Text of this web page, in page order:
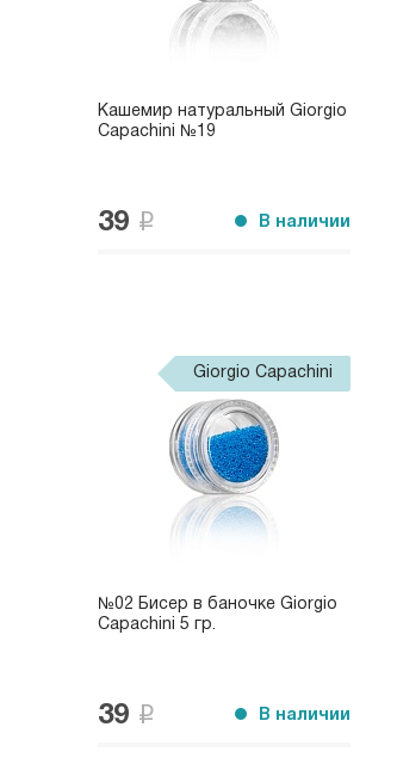
Кашемир натуральный Giorgio
Capachini №19
39 В наличии
Giorgio Capachini
№02 Бисер в баночке Giorgio
Capachini 5 гр.
39 В наличии